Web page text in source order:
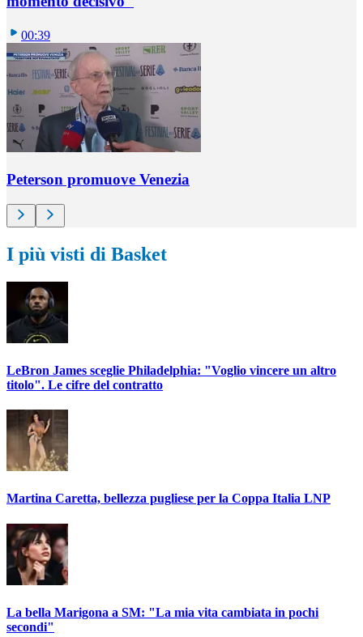
00:39
Peterson promuove Venezia
I più visti di Basket
LeBron James sceglie Philadelphia: "Voglio vincere un altro
titolo". Le cifre del contratto
Martina Caretta, bellezza pugliese per la Coppa Italia LNP
La bella Marigona a SM: "La mia vita cambiata in pochi
secondi"